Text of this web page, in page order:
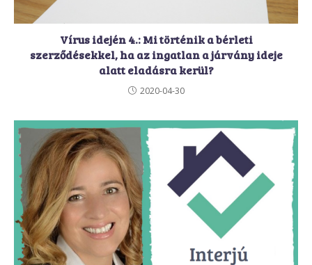
Vírus idején 4.: Mi történik a bérleti
szerződésekkel, ha az ingatlan a járvány ideje
alatt eladásra kerül?
2020-04-30